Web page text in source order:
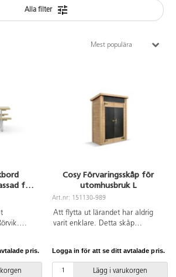
Alla filter
Mest populära
furu
pris.
Cosy Förvaringsskåp för
utomhusbruk L
Art.nr: 151130-989
Att flytta ut lärandet har aldrig
varit enklare. Detta skåp
Skåpet kan fyllas med material i
korgar eller backar och gör
Logga in för att se ditt avtalade pris.
Lägg i varukorgen